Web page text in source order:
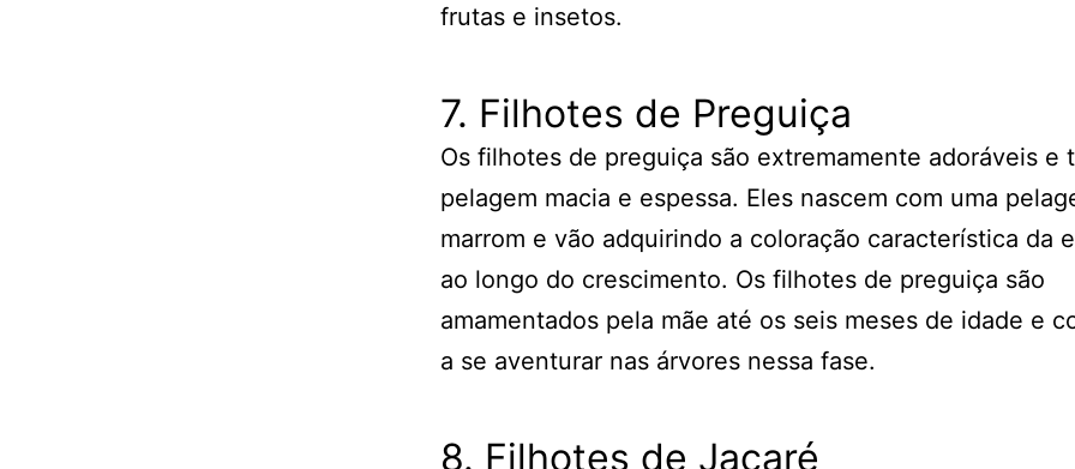
frutas e insetos.
7. Filhotes de Preguiça
Os filhotes de preguiça são extremamente adoráveis e
pelagem macia e espessa. Eles nascem com uma
marrom e vão adquirindo a coloração característica da
ao longo do crescimento. Os filhotes de preguiça são
amamentados pela mãe até os seis meses de idade e
a se aventurar nas árvores nessa fase.
8. Filhotes de Jacaré